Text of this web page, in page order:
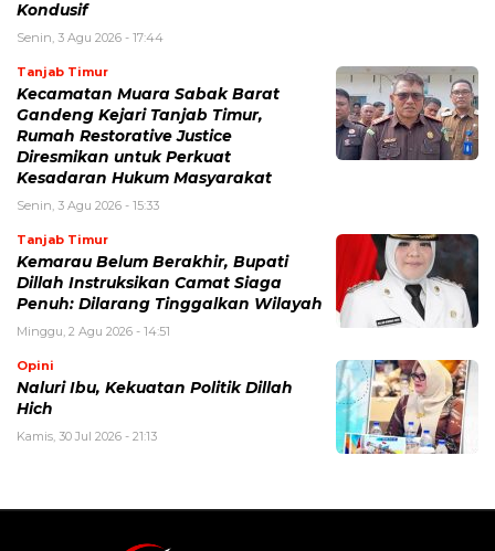
Kondusif
Senin, 3 Agu 2026 - 17:44
Tanjab Timur
Kecamatan Muara Sabak Barat
Gandeng Kejari Tanjab Timur,
Rumah Restorative Justice
Diresmikan untuk Perkuat
Kesadaran Hukum Masyarakat
Senin, 3 Agu 2026 - 15:33
Tanjab Timur
Kemarau Belum Berakhir, Bupati
Dillah Instruksikan Camat Siaga
Penuh: Dilarang Tinggalkan Wilayah
Minggu, 2 Agu 2026 - 14:51
Opini
Naluri Ibu, Kekuatan Politik Dillah
Hich
Kamis, 30 Jul 2026 - 21:13